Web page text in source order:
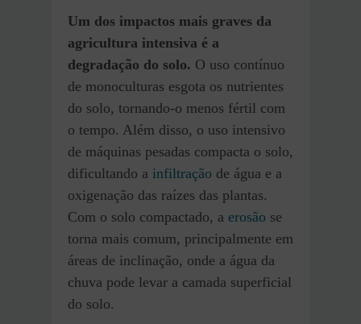
Um dos impactos mais graves da
agricultura intensiva é a
degradação do solo. O uso contínuo
de monoculturas esgota os nutrientes
do solo, tornando-o menos fértil com
o tempo. Além disso, o uso intensivo
de máquinas pesadas compacta o solo,
dificultando a infiltração de água e a
oxigenação das raízes das plantas.
Com o solo compactado, a erosão se
torna mais comum, principalmente em
áreas de inclinação, onde a água da
chuva pode levar a camada superficial
do solo.